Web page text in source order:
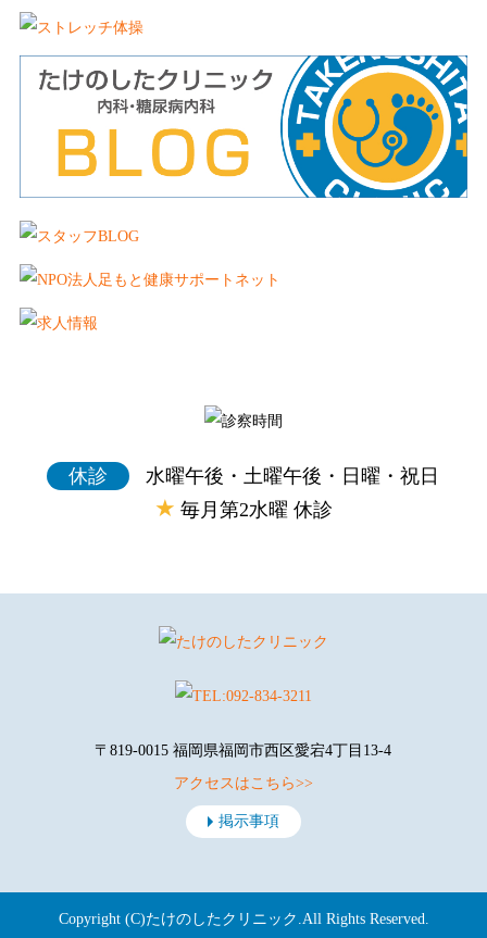
休診 水曜午後・土曜午後・日曜・祝日
★ 毎月第2水曜 休診
〒819-0015 福岡県福岡市西区愛宕4丁目13-4
アクセスはこちら>>
掲示事項
Copyright (C)たけのしたクリニック .All Rights Reserved.